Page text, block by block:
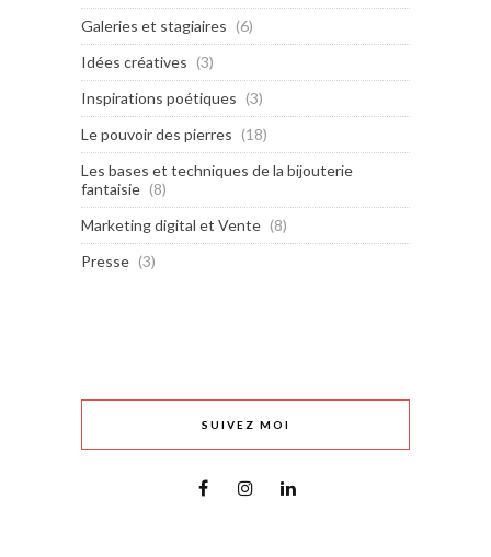
Galeries et stagiaires (6)
Idées créatives (3)
Inspirations poétiques (3)
Le pouvoir des pierres (18)
Les bases et techniques de la bijouterie
fantaisie (8)
Marketing digital et Vente (8)
Presse (3)
SUIVEZ MOI